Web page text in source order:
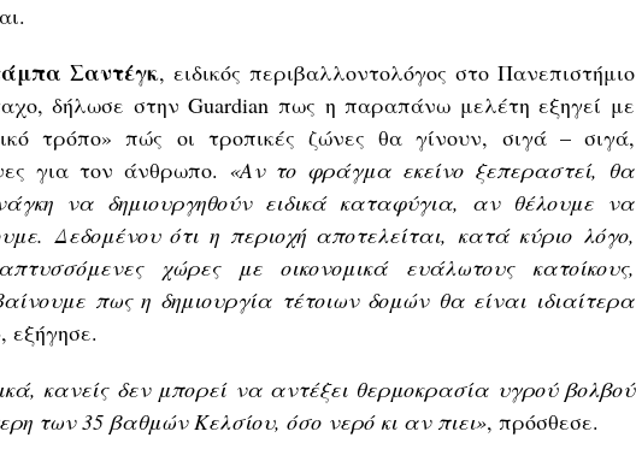
Σαντέγκ, ειδικός περιβαλλοντολόγος στο Πανεπιστήμιο
δήλωσε στην Guardian πως η παραπάνω μελέτη εξηγεί με
τρόπο» πώς οι τροπικές ζώνες θα γίνουν, σιγά – σιγά,
για τον άνθρωπο. «Αν το φράγμα εκείνο ξεπεραστεί, θα
να δημιουργηθούν ειδικά καταφύγια, αν θέλουμε να
Δεδομένου ότι η περιοχή αποτελείται, κατά κύριο λόγο,
χώρες με οικονομικά ευάλωτους κατοίκους,
πως η δημιουργία τέτοιων δομών θα είναι ιδιαίτερα
, εξήγησε.
κανείς δεν μπορεί να αντέξει θερμοκρασία υγρού βολβού
των 35 βαθμών Κελσίου, όσο νερό κι αν πιει», πρόσθεσε.